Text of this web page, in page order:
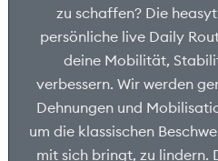
zu schaffen? Die
persönliche live Daily
deine Mobilität,
verbessern. Wir werden
Dehnungen und
um die klassischen
mit sich bringt, zu lindern.